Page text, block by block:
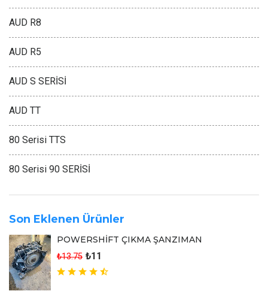
AUD R8
AUD R5
AUD S SERİSİ
AUD TT
80 Serisi TTS
80 Serisi 90 SERİSİ
Son Eklenen Ürünler
POWERSHİFT ÇIKMA ŞANZIMAN
₺13.75 ₺11